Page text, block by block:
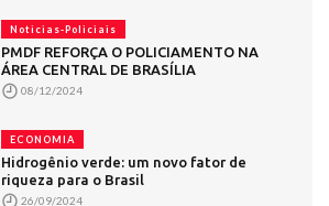
Noticias-Policiais
PMDF REFORÇA O POLICIAMENTO NA
ÁREA CENTRAL DE BRASÍLIA
08/12/2024
ECONOMIA
Hidrogênio verde: um novo fator de
riqueza para o Brasil
26/09/2024